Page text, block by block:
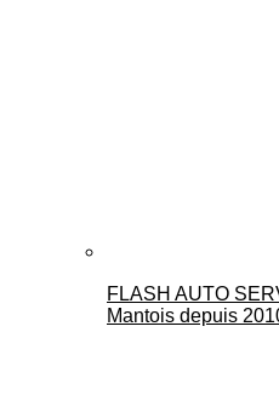
FLASH AUTO
Mantois depuis